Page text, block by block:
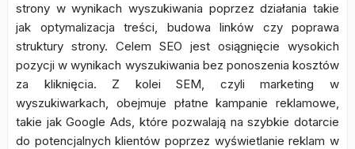
strony w wynikach wyszukiwania poprzez działania takie
jak optymalizacja treści, budowa linków czy poprawa
struktury strony. Celem SEO jest osiągnięcie wysokich
pozycji w wynikach wyszukiwania bez ponoszenia kosztów
za kliknięcia. Z kolei SEM, czyli marketing w
wyszukiwarkach, obejmuje płatne kampanie reklamowe,
takie jak Google Ads, które pozwalają na szybkie dotarcie
do potencjalnych klientów poprzez wyświetlanie reklam w